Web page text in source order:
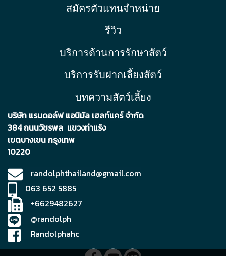
สมัครตัวแทนจำหน่าย
รีวิว
บริการด้านการรักษาสัตว์
บริการรับฝากเลี้ยงสัตว์
บทความสัตว์เลี้ยง
บริษัท แรนดอล์ฟ แอนิมัล เฮลท์แคร์ จำกัด
384 ถนนวัชรพล แขวงท่าแร้ง
เขตบางเขน กรุงเทพ
10220
randolphthailand@gmail.com
063 652 5885
+6629482627
@randolph
Randolphahc